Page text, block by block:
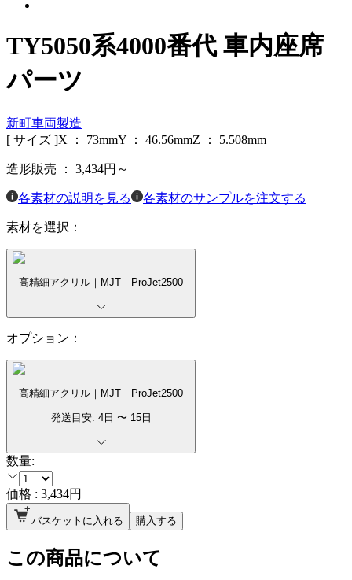
TY5050系4000番代 車内座席
パーツ
新町車両製造
[ サイズ ]X ： 73mmY ： 46.56mmZ ： 5.508mm
造形販売 ： 3,434円～
各素材の説明を見る 各素材のサンプルを注文する
素材を選択：
高精細アクリル｜MJT｜ProJet2500
オプション：
高精細アクリル｜MJT｜ProJet2500
発送目安: 4日 〜 15日
数量:
価格 : 3,434円
バスケットに入れる 購入する
この商品について